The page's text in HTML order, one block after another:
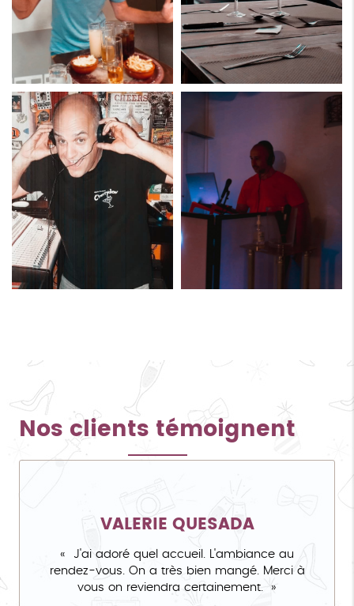
Nos clients témoignent
VALERIE QUESADA
J'ai adoré quel accueil. L'ambiance au
rendez-vous. On a très bien mangé. Merci à
vous on reviendra certainement.